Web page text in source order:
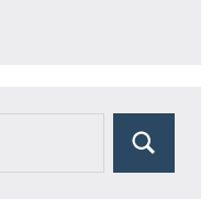
Suchen